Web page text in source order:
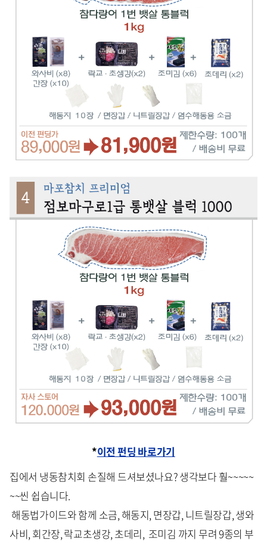
*이전 펀딩 바로가기
집에서 냉동참치회 손질해 드셔보셨나요? 생각보다 훨~~~~~
~~씬 쉽습니다.
해동법가이드와 함께 소금, 해동지, 면장갑, 니트릴장갑, 생와
사비, 회간장, 락교초생강, 초데리, 조미김 까지 무려 9종의 부